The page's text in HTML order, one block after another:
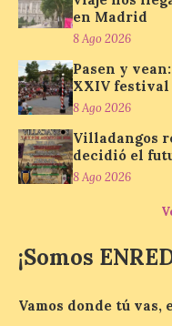
Los minerales y
más comunes
nueva
Museo de la
la Minería de
8 Ago 2026
La
de
minerales, rocas y
en Madrid
8 Ago 2026
Pasen y
XXIV festival
8 Ago 2026
Villadangos
decidió el
8 Ago 2026
¡Somos
Vamos donde tú vas,